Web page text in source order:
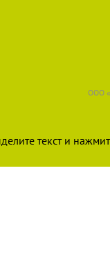
ООО
текст и